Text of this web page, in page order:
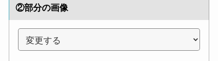
②部分の画像